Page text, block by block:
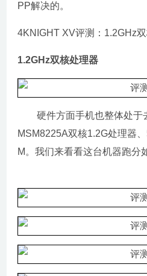
PP解决的。
4KNIGHT XV评测：1.2GHz
1.2GHz双核处理器
硬件方面手机也整体处于
MSM8225A双核1.2G处理器
M。我们来看看这台机器跑分